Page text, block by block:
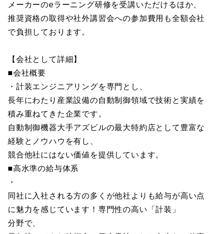
メーカーのeラーニング研修を受講いただけるほか、
推奨資格の取得や社外講習会への参加費用も全額会社
で負担しております。
【会社として詳細】
■会社概要
・計装エンジニアリングを専門とし、
長年にわたり産業設備の自動制御領域で技術と実績を
積み重ねてきた企業です。
自動制御機器大手アズビルの最大特約店として豊富な
経験とノウハウを有し、
競合他社にはない価値を提供しています。
■高水準の給与体系
・
同社に入社される方の多くが他社よりも給与が高い点
に魅力を感じています！専門性の高い「計装」
分野で、